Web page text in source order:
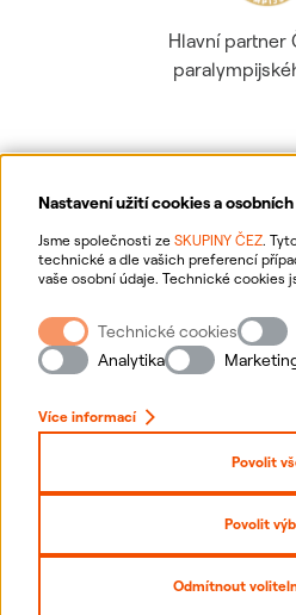
Nastavení užití cookies a
Jsme společnosti ze SKUPINY ČEZ.
technické a dle vašich preferencí
vaše osobní údaje. Technické cookies
webové stránky vašim preferencím, k
Pro sběr a zpracování netechnických
nám můžete udělit souhlas. Bližší
zpracování osobních údajů, včetně
Technické cookies
Analytika
Více informací
Povolit
Povolit
Odmítnout
Hlavní partner
Ochrana
Informace o
Nastavení
Přihlásit
Prohlášení o